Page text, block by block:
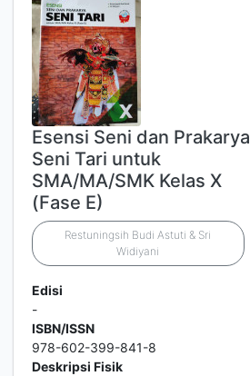
Esensi Seni dan Prakarya
Seni Tari untuk
SMA/MA/SMK Kelas X
(Fase E)
Restuningsih Budi Astuti & Sri
Widiyani
Edisi
-
ISBN/ISSN
978-602-399-841-8
Deskripsi Fisik